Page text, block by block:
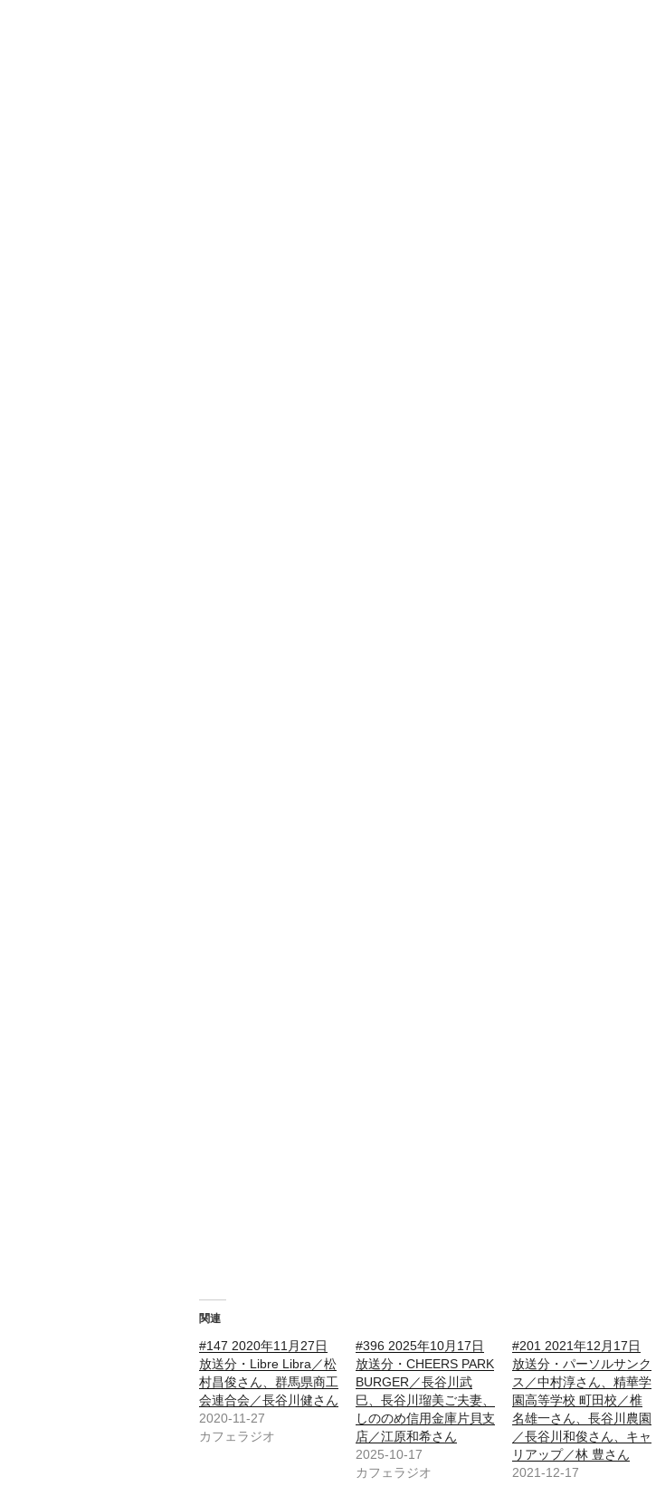
関連
#147 2020年11月27日
放送分・Libre Libra／松
村昌俊さん、群馬県商工
会連合会／長谷川健さん
2020-11-27
カフェラジオ
#396 2025年10月17日
放送分・CHEERS PARK
BURGER／長谷川武
巳、長谷川瑠美ご夫妻、
しののめ信用金庫片貝支
店／江原和希さん
2025-10-17
カフェラジオ
#201 2021年12月17日
放送分・パーソルサンク
ス／中村淳さん、精華学
園高等学校 町田校／椎
名雄一さん、長谷川農園
／長谷川和俊さん、キャ
リアップ／林 豊さん
2021-12-17